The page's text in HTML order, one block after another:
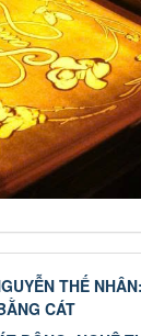
THẾ
CÁT